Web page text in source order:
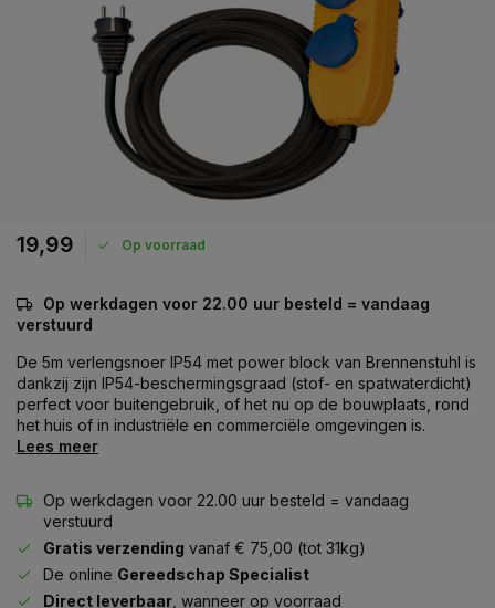
19,99 Op voorraad
Op werkdagen voor 22.00 uur besteld = vandaag
verstuurd
De 5m verlengsnoer IP54 met power block van Brennenstuhl is
dankzij zijn IP54-beschermingsgraad (stof- en spatwaterdicht)
perfect voor buitengebruik, of het nu op de bouwplaats, rond
het huis of in industriële en commerciële omgevingen is.
Lees meer
Op werkdagen voor 22.00 uur besteld = vandaag
verstuurd
Gratis verzending vanaf € 75,00 (tot 31kg)
De online Gereedschap Specialist
Direct leverbaar , wanneer op voorraad